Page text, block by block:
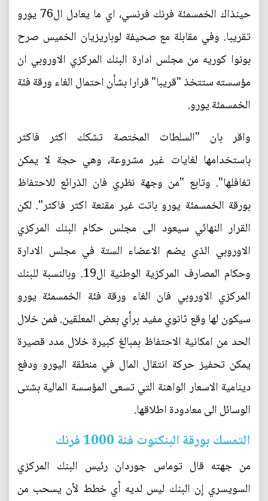
حينذاك الخمسمئة فرنك فرنسي، اي ما يعادل ال76 يورو
تقريبا. وفي مقابلة مع صحيفة لوباريزيان الخميس صرح
بونوا كوريه من مجلس ادارة البنك المركزي الاوروبي ان
مؤسسته ستتخذ "قريبا" قرارا بشأن احتمال الغاء ورقة فئة
الخمسمئة يورو.
واقر بان "السلطات المختصة تشكك اكثر فاكثر
باستخدامها لغايات غير مشروعة، وهي حجة لا يمكن
تغافلها". وتابع "من وجهة نظري فان الذرائع للاحتفاظ
بورقة الخمسمئة يورو باتت غير مقنعة اكثر فاكثر". لكن
القرار النهائي سيعود الى مجلس حكام البنك المركزي
الاوروبي الذي يضم الاعضاء الستة في مجلس الادارة
وحكام المصارف المركزية الوطنية ال19. وبالنسبة للبنك
المركزي الاوروبي فان الغاء ورقة فئة الخمسمئة يورو
سيكون لها وقع ثانوي مفيد برأي بعض المعلقين. فمن خلال
الحد من امكانية الاحتفاظ بمبالغ كبيرة خلال مدد قصيرة
يمكن تحفيز حركة انتقال المال في منطقة اليورو ودفع
دينامية الاسعار الواهنة التي تسعى المؤسسة المالية بشتى
الوسائل الى معادودة اطلاقها.
التمسك بورقة البنكنوت فئة 1000 فرنك
من جهته قال توماس جوردان رئيس البنك المركزي
السويسري إن البنك ليس لديه أي خطط لأن يسحب من